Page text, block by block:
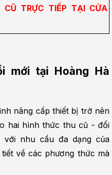
CŨ TRỰC TIẾP TẠI CỬA
mới tại Hoàng Hà
nâng cấp thiết bị trở nên
hai hình thức thu cũ - đổi
nhu cầu đa dạng của
về các phương thức mà